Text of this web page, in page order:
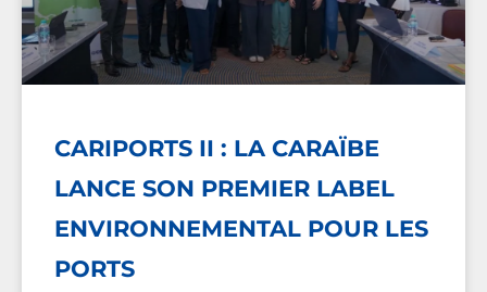
CARIPORTS II : LA CARAÏBE
LANCE SON PREMIER LABEL
ENVIRONNEMENTAL POUR LES
PORTS